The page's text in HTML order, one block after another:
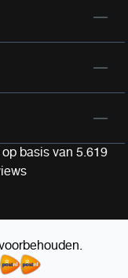
basis van 5.619